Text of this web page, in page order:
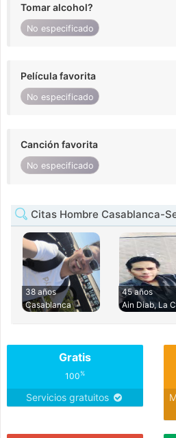
Tomar alcohol?
No especificado
Película favorita
No especificado
Canción favorita
No especificado
Citas Hombre Casablanca-
38 años
Casablanca
45 años
Ain Diab, La
Gratis
100%
Servicios gratuitos